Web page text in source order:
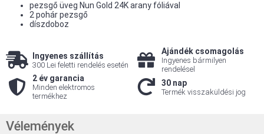
pezsgő üveg Nun Gold 24K arany fóliával
2 pohár pezsgő
díszdoboz
Ingyenes szállítás
300 Lei feletti rendelés esetén
Ajándék csomagolás
Ingyenes bármilyen
rendelésel
2 év garancia
Minden elektromos
termékhez
30 nap
Termék visszaküldési jog
Vélemények